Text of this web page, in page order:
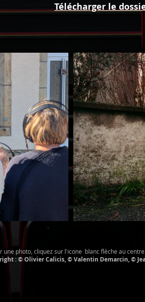
Télécharger le
une photo, cliquez sur l'icone blanc flèche au
: © Olivier Calicis, © Valentin Demarcin, ©